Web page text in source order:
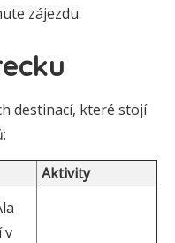
zájezdu.
destinací, které stojí
Aktivity
v